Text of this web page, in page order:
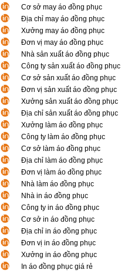
Cơ sở may áo đồng phục
Địa chỉ may áo đồng phục
Xưởng may áo đồng phục
Đơn vị may áo đồng phục
Nhà sản xuất áo đồng phục
Công ty sản xuất áo đồng phục
Cơ sở sản xuất áo đồng phục
Đơn vị sản xuất áo đồng phục
Xưởng sản xuất áo đồng phục
Địa chỉ sản xuất áo đồng phục
Xưởng làm áo đồng phục
Công ty làm áo đồng phục
Cơ sở làm áo đồng phục
Địa chỉ làm áo đồng phục
Đơn vị làm áo đồng phục
Nhà làm áo đồng phục
Nhà in áo đồng phục
Công ty in áo đồng phục
Cơ sở in áo đồng phục
Địa chỉ in áo đồng phục
Đơn vị in áo đồng phục
Xưởng in áo đồng phục
In áo đồng phục giá rẻ